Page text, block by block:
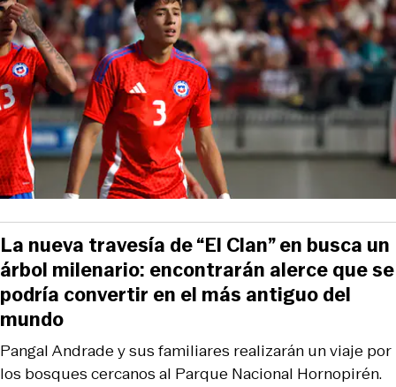
Pangal Andrade y sus familiares realizarán un viaje por
los bosques cercanos al Parque Nacional Hornopirén.
La nueva travesía de “El Clan” en busca un
árbol milenario: encontrarán alerce que se
podría convertir en el más antiguo del
mundo